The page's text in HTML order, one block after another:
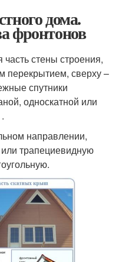
дома.
фронтонов
стены строения,
перекрытием, сверху –
спутники
односкатной или
направлении,
трапециевидную